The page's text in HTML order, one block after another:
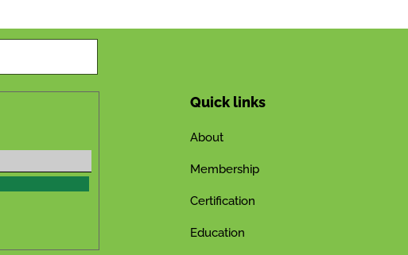
Quick links
About
Membership
Certification
Education